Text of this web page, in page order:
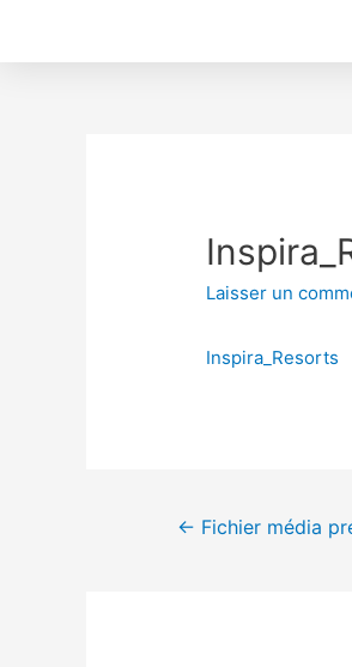
Laisser un
Inspira_Resorts
← Fichier média